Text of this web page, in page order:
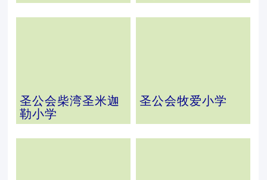
圣公会柴湾圣米迦
勒小学
圣公会牧爱小学